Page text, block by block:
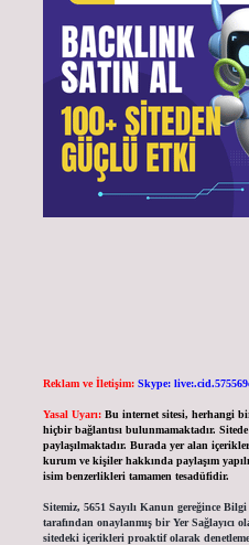
Reklam ve İletişim: Skype:
Yasal Uyarı: Bu internet sitesi, herhangi
hiçbir bağlantısı bulunmamaktadır. Sitede
paylaşılmaktadır. Burada yer alan
kurum ve kişiler hakkında paylaşım
isim benzerlikleri tamamen tesadüfidir.
Sitemiz, 5651 Sayılı Kanun gereğince
tarafından onaylanmış bir Yer Sağlayıcı
sitedeki içerikleri proaktif olarak